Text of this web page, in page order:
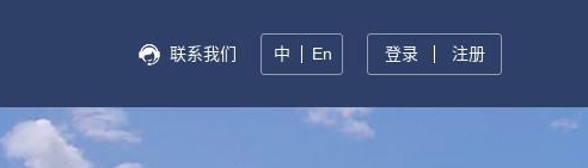
联系我们 中 En 登录 注册